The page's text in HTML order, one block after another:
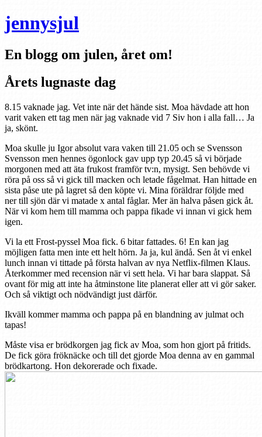
jennysjul
En blogg om julen, året om!
Årets lugnaste dag
8.15 vaknade jag. Vet inte när det hände sist. Moa hävdade att hon
varit vaken ett tag men när jag vaknade vid 7 Siv hon i alla fall… Ja
ja, skönt.
Moa skulle ju Igor absolut vara vaken till 21.05 och se Svensson
Svensson men hennes ögonlock gav upp typ 20.45 så vi började
morgonen med att äta frukost framför tv:n, mysigt. Sen behövde vi
röra på oss så vi gick till macken och letade fågelmat. Han hittade en
sista påse ute på lagret så den köpte vi. Mina föräldrar följde med
ner till sjön där vi matade x antal fåglar. Mer än halva påsen gick åt.
När vi kom hem till mamma och pappa fikade vi innan vi gick hem
igen.
Vi la ett Frost-pyssel Moa fick. 6 bitar fattades. 6! En kan jag
möjligen fatta men inte ett helt hörn. Ja ja, kul ändå. Sen åt vi enkel
lunch innan vi tittade på första halvan av nya Netflix-filmen Klaus.
Återkommer med recension när vi sett hela. Vi har bara slappat. Så
ovant för mig att inte ha åtminstone lite planerat eller att vi gör saker.
Och så viktigt och nödvändigt just därför.
Ikväll kommer mamma och pappa på en blandning av julmat och
tapas!
Måste visa er brödkorgen jag fick av Moa, som hon gjort på fritids.
De fick göra fröknäcke och till det gjorde Moa denna av en gammal
brödkartong. Hon dekorerade och fixade.